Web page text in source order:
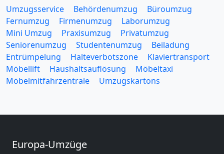
Umzugsservice Behördenumzug
Büroumzug
Fernumzug
Firmenumzug
Laborumzug
Mini Umzug
Praxisumzug
Privatumzug
Seniorenumzug
Studentenumzug
Beiladung
Entrümpelung
Halteverbotszone
Klaviertransport
Möbellift
Haushaltsauflösung
Möbeltaxi
Möbelmitfahrzentrale
Umzugskartons
Europa-Umzüge